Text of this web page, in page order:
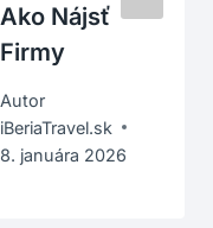
Ako Nájsť
Firmy
Autor
iBeriaTravel.sk
8. januára 2026